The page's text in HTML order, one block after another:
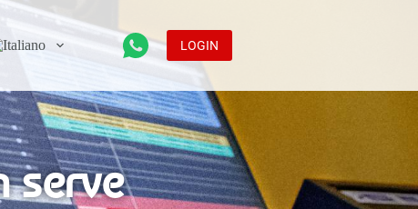
LOGIN
serve